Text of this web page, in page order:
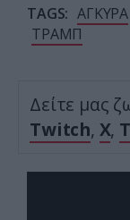
TAGS: ΑΓΚΥΡΑ
ΤΡΑΜΠ
Δείτε μας
Twitch, X,